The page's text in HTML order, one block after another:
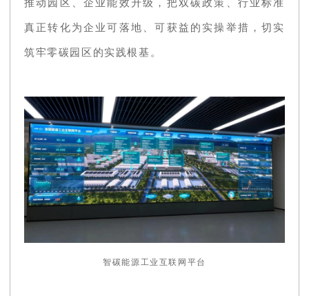
推动园区、企业能效升级，把双碳政策、行业标准
真正转化为企业可落地、可获益的实操举措，切实
筑牢零碳园区的实践根基。
智碳能源工业互联网平台